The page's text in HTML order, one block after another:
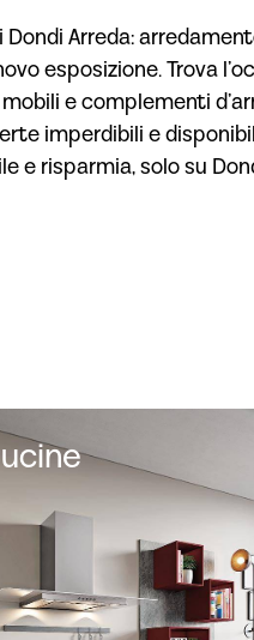
Dondi Arreda:
esposizione. Trova
e complementi
imperdibili e
e risparmia, solo su